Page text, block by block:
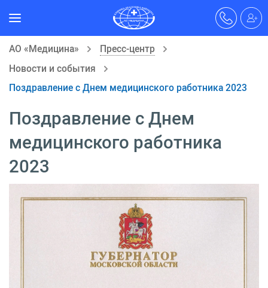
АО «Медицина»
Пресс-центр
Новости и события
Поздравление с Днем медицинского работника 2023
Поздравление с Днем
медицинского работника
2023